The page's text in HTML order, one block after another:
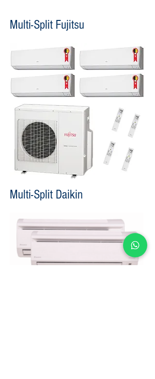
Multi-Split Fujitsu
Multi-Split Daikin